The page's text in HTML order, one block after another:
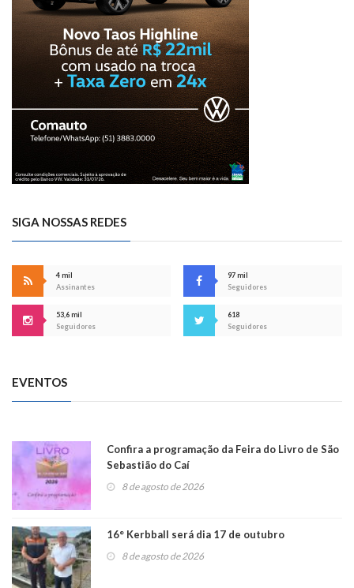
SIGA NOSSAS REDES
4 mil
Assinantes
97 mil
Seguidores
53,6 mil
Seguidores
618
Seguidores
EVENTOS
Confira a programação da Feira do Livro de São
Sebastião do Caí
8 de agosto de 2026
16° Kerbball será dia 17 de outubro
8 de agosto de 2026